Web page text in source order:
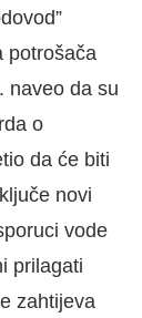
potrošača
naveo da su
o
da će biti
novi
vode
prilagati
zahtijeva